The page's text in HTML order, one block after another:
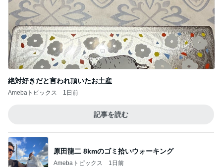
絶対好きだと言われ頂いたお土産
Amebaトピックス 1日前
記事を読む
原田龍二 8kmのゴミ拾いウォーキング
Amebaトピックス 1日前